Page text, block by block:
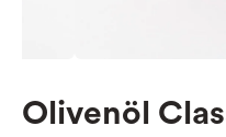
Olivenöl